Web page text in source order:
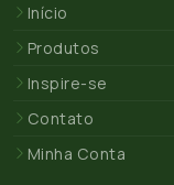
Início
Produtos
Inspire-se
Contato
Minha Conta